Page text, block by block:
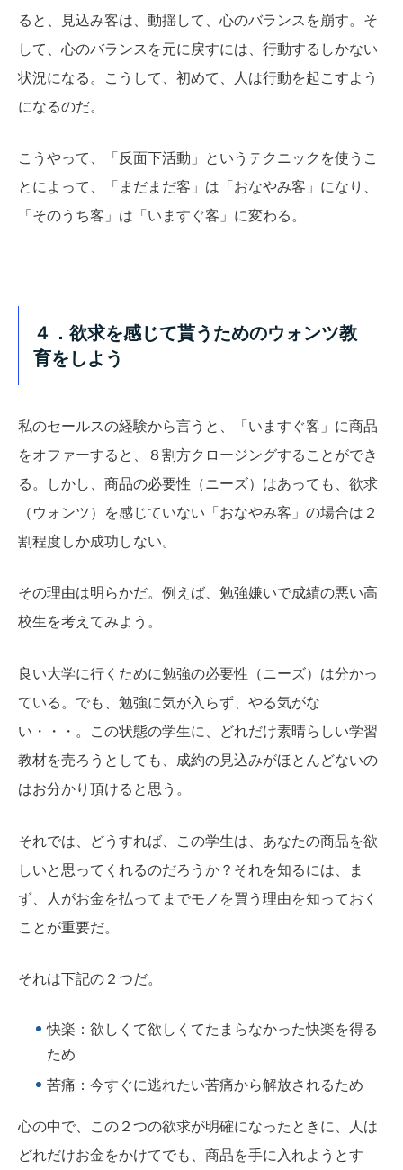
ると、見込み客は、動揺して、心のバランスを崩す。そ
して、心のバランスを元に戻すには、行動するしかない
状況になる。こうして、初めて、人は行動を起こすよう
になるのだ。
こうやって、「反面下活動」というテクニックを使うこ
とによって、「まだまだ客」は「おなやみ客」になり、
「そのうち客」は「いますぐ客」に変わる。
４．欲求を感じて貰うためのウォンツ教
育をしよう
私のセールスの経験から言うと、「いますぐ客」に商品
をオファーすると、８割方クロージングすることができ
る。しかし、商品の必要性（ニーズ）はあっても、欲求
（ウォンツ）を感じていない「おなやみ客」の場合は２
割程度しか成功しない。
その理由は明らかだ。例えば、勉強嫌いで成績の悪い高
校生を考えてみよう。
良い大学に行くために勉強の必要性（ニーズ）は分かっ
ている。でも、勉強に気が入らず、やる気がな
い・・・。この状態の学生に、どれだけ素晴らしい学習
教材を売ろうとしても、成約の見込みがほとんどないの
はお分かり頂けると思う。
それでは、どうすれば、この学生は、あなたの商品を欲
しいと思ってくれるのだろうか？それを知るには、ま
ず、人がお金を払ってまでモノを買う理由を知っておく
ことが重要だ。
それは下記の２つだ。
快楽：欲しくて欲しくてたまらなかった快楽を得る
ため
苦痛：今すぐに逃れたい苦痛から解放されるため
心の中で、この２つの欲求が明確になったときに、人は
どれだけお金をかけてでも、商品を手に入れようとす